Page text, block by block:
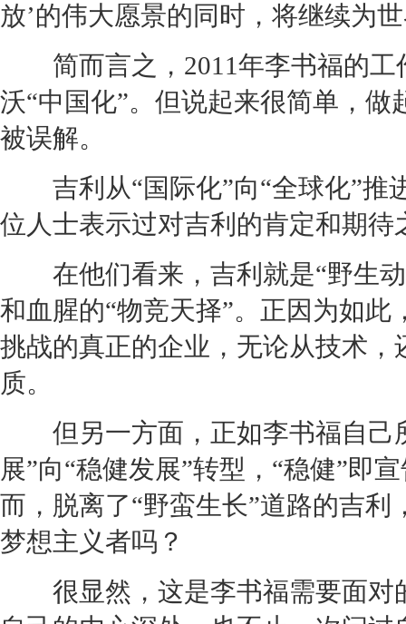
放’的伟大愿景的同时，将继续为
简而言之，2011年李书福的工
沃“中国化”。但说起来很简单，
被误解。
吉利 从“国际化”向“全球化”
位人士表示过对吉利 的肯定和期待
在他们看来， 吉利 就是“野生
和血腥的“物竞天择”。正因为如
挑战的真正的企业，无论从技术
质。
但另一方面，正如李书福自己
展”向“稳健发展”转型，“稳健”即
而，脱离了“野蛮生长”道路的吉利
梦想主义者吗？
很显然，这是李书福需要面对